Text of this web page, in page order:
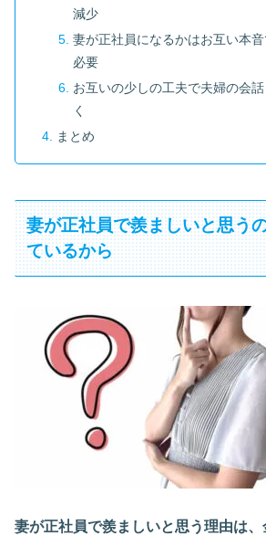
減少
妻が正社員になるかはお互い本
必要
お互いの少しの工夫で夫婦の会
く
まとめ
妻が正社員で羨ましいと思う
ているから
妻が正社員で羨ましいと思う理由は、